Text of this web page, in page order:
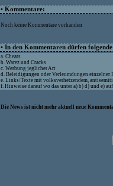
• Kommentare:
Noch keine Kommentare vorhanden
• In den Kommentaren dürfen
a. Cheats
b. Warez und Cracks
c. Werbung jeglicher Art
d. Beleidigungen oder Verleumdungen einzelner
e. Links/Texte mit volksverhetzendem,
f. Hinweise darauf wo das unter a) b) d) und e)
Die News ist nicht mehr aktuell neue